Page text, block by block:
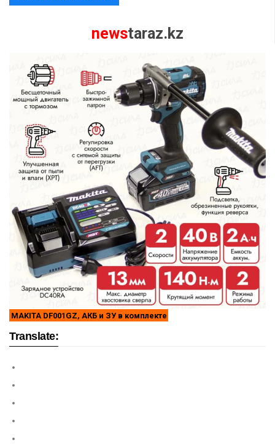
newstaraz.kz
MAKITA DF001GZ, АКБ и ЗУ в комплекте
Translate: